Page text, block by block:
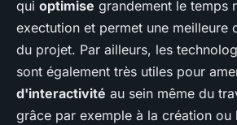
qui optimise grandement le temps
exectution et permet une meilleure
du projet. Par ailleurs, les
sont également très utiles pour
d'interactivité au sein même du
grâce par exemple à la création ou